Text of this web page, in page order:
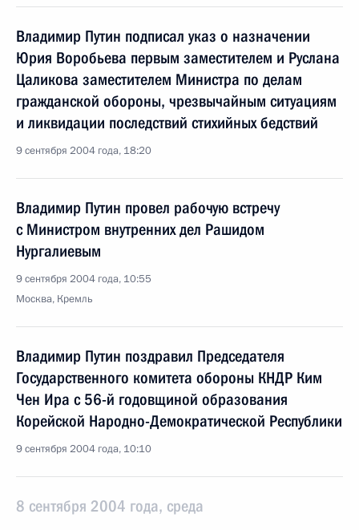
Владимир Путин подписал указ о назначении
Юрия Воробьева первым заместителем и Руслана
Цаликова заместителем Министра по делам
гражданской обороны, чрезвычайным ситуациям
и ликвидации последствий стихийных бедствий
9 сентября 2004 года, 18:20
Владимир Путин провел рабочую встречу
с Министром внутренних дел Рашидом
Нургалиевым
9 сентября 2004 года, 10:55
Москва, Кремль
Владимир Путин поздравил Председателя
Государственного комитета обороны КНДР Ким
Чен Ира с 56-й годовщиной образования
Корейской Народно-Демократической Республики
9 сентября 2004 года, 10:10
8 сентября 2004 года, среда